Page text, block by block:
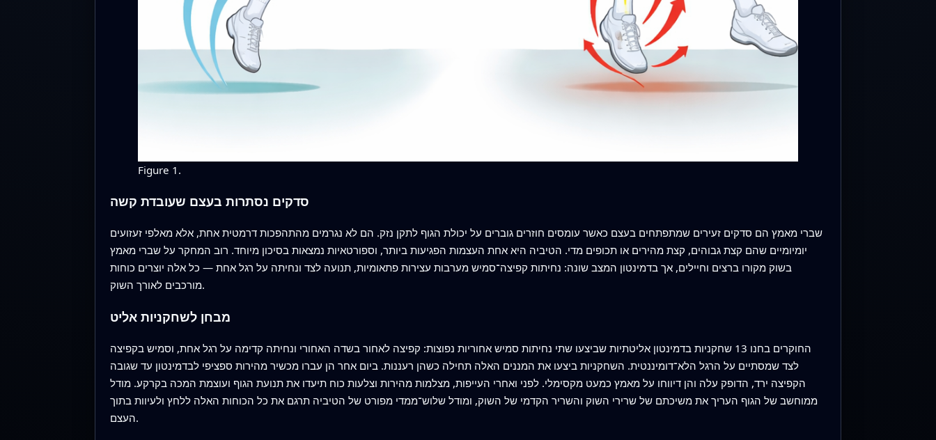
Figure 1.
סדקים נסתרות בעצם שעובדת קשה
שברי מאמץ הם סדקים זעירים שמתפתחים בעצם כאשר עומסים חוזרים גוברים על יכולת הגוף לתקן נזק. הם לא נגרמים מהתהפכות דרמטית אחת, אלא מאלפי זעזועים
יומיומיים שהם קצת גבוהים, קצת מהירים או תכופים מדי. הטיביה היא אחת העצמות הפגיעות ביותר, וספורטאיות נמצאות בסיכון מיוחד. רוב המחקר על שברי מאמץ
בשוק מקורו ברצים וחיילים, אך בדמינטון המצב שונה: נחיתות קפיצה־סמיש מערבות עצירות פתאומיות, תנועה לצד ונחיתה על רגל אחת — כל אלה יוצרים כוחות
מורכבים לאורך השוק.
מבחן לשחקניות אליט
החוקרים בחנו 13 שחקניות בדמינטון אליטתיות שביצעו שתי נחיתות סמיש אחוריות נפוצות: קפיצה לאחור בשדה האחורי ונחיתה קדימה על רגל אחת, וסמיש בקפיצה
לצד שמסתיים על הרגל הלא־דומיננטית. השחקניות ביצעו את המננים האלה תחילה כשהן רעננות. ביום אחר הן עברו מכשיר מהירות ספציפי לבדמינטון עד שגובה
הקפיצה ירד, הדופק עלה והן דיווחו על מאמץ כמעט מקסימלי. לפני ואחרי העייפות, מצלמות מהירות וצלעות כוח תיעדו את תנועת הגוף ועוצמת המכה בקרקע. מודל
ממוחשב של הגוף העריך את משיכתם של שרירי השוק והשריר הקדמי של השוק, ומודל שלוש־ממדי מפורט של הטיביה תרגם את כל הכוחות האלה ללחץ ולעיוות בתוך
העצם.